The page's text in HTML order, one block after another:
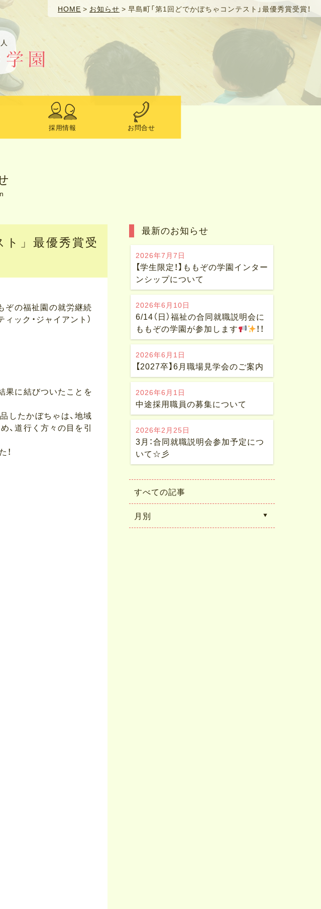
採用情報 お問合せ
HOME > お知らせ > 早島町「第1回どでかぼちゃコンテスト」最優秀賞受賞！
」最優秀賞受
ぞの福祉園の就労継続
ック・ジャイアント）
果に結びついたことを
したかぼちゃは、地域
、道行く方々の目を引
最新のお知らせ
2026年7月7日
【学生限定！】ももぞの学園インター
ンシップについて
2026年6月10日
6/14（日）福祉の合同就職説明会に
ももぞの学園が参加します
！！
2026年6月1日
【2027卒】6月職場見学会のご案内
2026年6月1日
中途採用職員の募集について
2026年2月25日
3月：合同就職説明会参加予定につ
いて☆彡
すべての記事
月別